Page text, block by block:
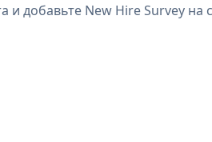
и добавьте New Hire Survey на